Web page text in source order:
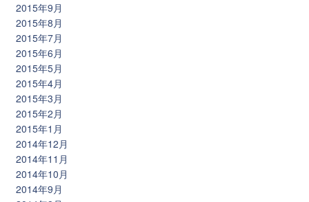
2015年9月
2015年8月
2015年7月
2015年6月
2015年5月
2015年4月
2015年3月
2015年2月
2015年1月
2014年12月
2014年11月
2014年10月
2014年9月